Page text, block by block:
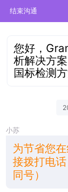
结束沟通
您好，
析解决方
国标检测方
小苏
为节省您
接拨打电
同号）